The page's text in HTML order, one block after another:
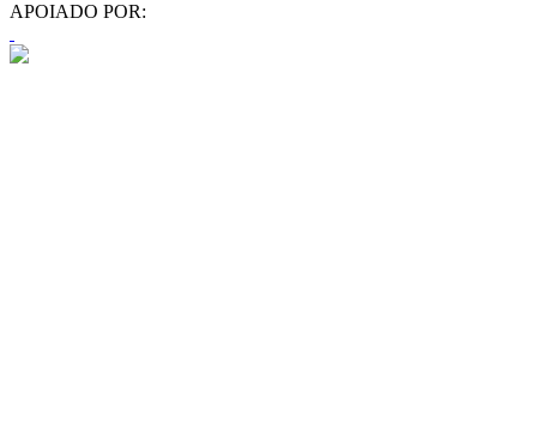
APOIADO POR: